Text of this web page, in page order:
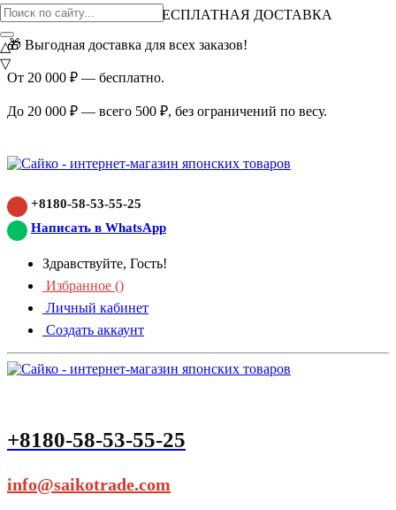
ВНИМАНИЕ АКЦИЯ!
БЕСПЛАТНАЯ ДОСТАВКА
🎁 Выгодная доставка для всех заказов!
От 20 000 ₽ — бесплатно.
До 20 000 ₽ — всего 500 ₽, без ограничений по весу.
+8180-58-53-55-25
Написать в WhatsApp
Здравствуйте, Гость!
Избранное ()
Личный кабинет
Создать аккаунт
+8180-58-53-55-25
info@saikotrade.com
△
▽